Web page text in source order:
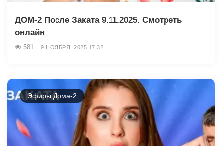
ДОМ-2 После Заката 9.11.2025. Смотреть
онлайн
581 9 НОЯБРЯ, 2025 17:32
Эфиры Дома-2